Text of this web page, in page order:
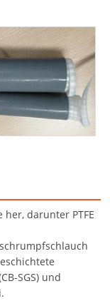
darunter PTFE
SGS) und